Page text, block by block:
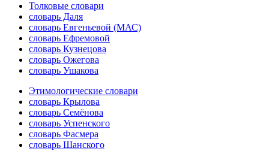
Толковые словари
словарь Даля
словарь Евгеньевой (МАС)
словарь Ефремовой
словарь Кузнецова
словарь Ожегова
словарь Ушакова
Этимологические словари
словарь Крылова
словарь Семёнова
словарь Успенского
словарь Фасмера
словарь Шанского